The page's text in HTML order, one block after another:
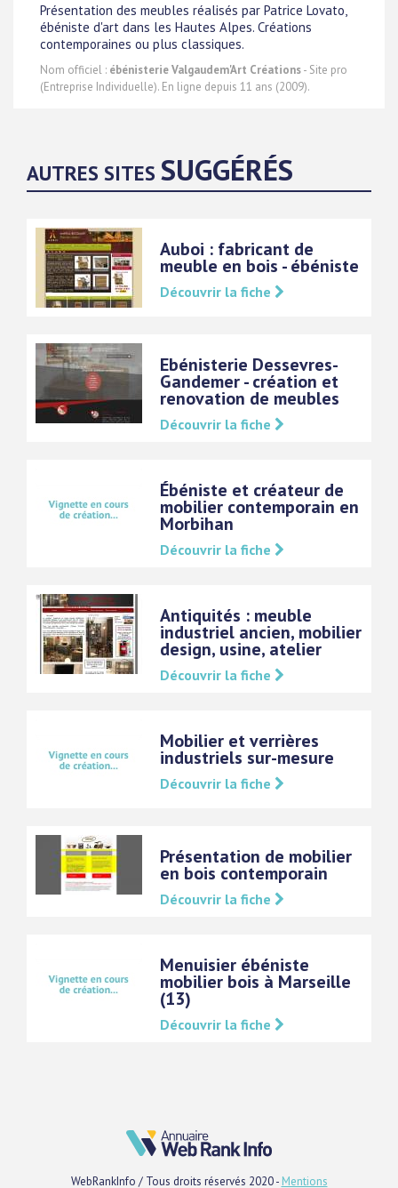
Présentation des meubles réalisés par Patrice Lovato,
ébéniste d'art dans les Hautes Alpes. Créations
contemporaines ou plus classiques.
Nom officiel : ébénisterie Valgaudem'Art Créations- Site pro
(Entreprise Individuelle). En ligne depuis 11 ans (2009).
AUTRES SITES SUGGÉRÉS
Auboi : fabricant de
meuble en bois - ébéniste
Découvrir la fiche
Ebénisterie Dessevres-
Gandemer - création et
renovation de meubles
Découvrir la fiche
Ébéniste et créateur de
mobilier contemporain en
Morbihan
Découvrir la fiche
Antiquités : meuble
industriel ancien, mobilier
design, usine, atelier
Découvrir la fiche
Mobilier et verrières
industriels sur-mesure
Découvrir la fiche
Présentation de mobilier
en bois contemporain
Découvrir la fiche
Menuisier ébéniste
mobilier bois à Marseille
(13)
Découvrir la fiche
WebRankInfo / Tous droits réservés 2020 - Mentions